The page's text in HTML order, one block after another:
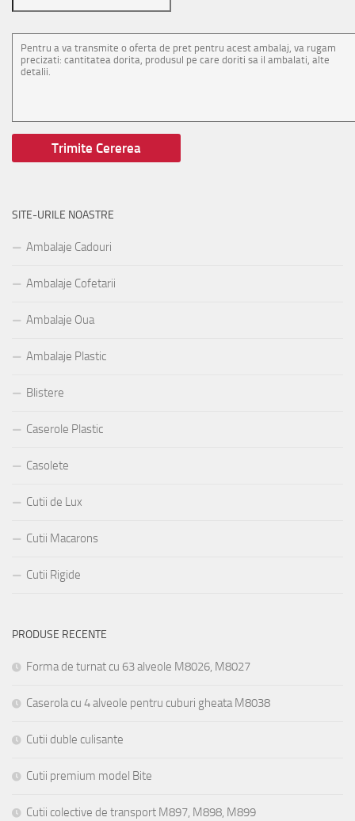
SITE-URILE NOASTRE
Ambalaje Cadouri
Ambalaje Cofetarii
Ambalaje Oua
Ambalaje Plastic
Blistere
Caserole Plastic
Casolete
Cutii de Lux
Cutii Macarons
Cutii Rigide
PRODUSE RECENTE
Forma de turnat cu 63 alveole M8026, M8027
Caserola cu 4 alveole pentru cuburi gheata M8038
Cutii duble culisante
Cutii premium model Bite
Cutii colective de transport M897, M898, M899